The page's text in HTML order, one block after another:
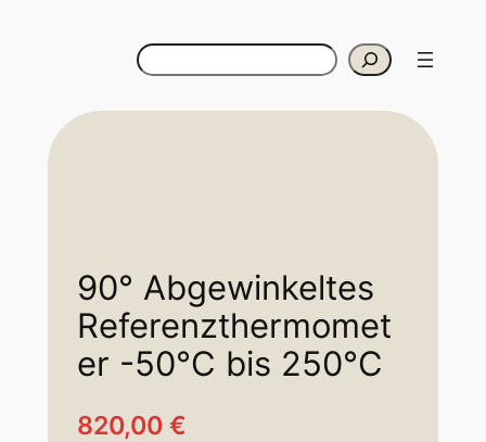
Suchen
90° Abgewinkeltes
Referenzthermomet
er -50°C bis 250°C
820,00 €